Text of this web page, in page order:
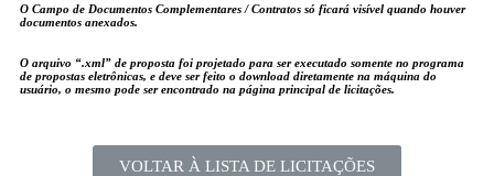
O Campo de Documentos Complementares / Contratos só ficará visível quando houver
documentos anexados.
O arquivo “.xml” de proposta foi projetado para ser executado somente no programa
de propostas eletrônicas, e deve ser feito o download diretamente na máquina do
usuário, o mesmo pode ser encontrado na página principal de licitações.
VOLTAR À LISTA DE LICITAÇÕES